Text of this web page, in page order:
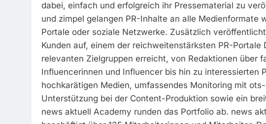
dabei, einfach und erfolgreich ihr Pressematerial zu
und zimpel gelangen PR-Inhalte an alle Medienformate
Portale oder soziale Netzwerke. Zusätzlich
Kunden auf, einem der reichweitenstärksten PR-
relevanten Zielgruppen erreicht, von Redaktionen über
Influencerinnen und Influencer bis hin zu interessierten
hochkarätigen Medien, umfassendes Monitoring mit
Unterstützung bei der Content-Produktion sowie ein
news aktuell Academy runden das Portfolio ab. news